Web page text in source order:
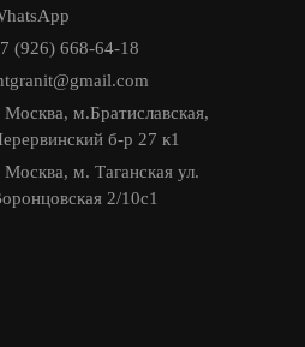
(926) 668-64-18
Москва, м.Братиславская,
б-р 27 к1
Москва, м. Таганская ул.
2/10с1